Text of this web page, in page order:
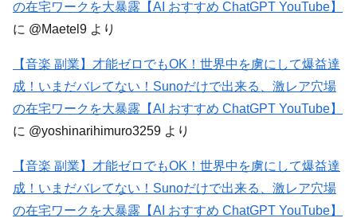
の在宅ワークを大暴露【AI おすすめ ChatGPT YouTube】
に @Maetel9 より
【音楽 副業】才能ゼロでもOK！世界中を虜にして爆益達
成！いまだバレてない！Sunoだけで出来る、激レア穴場
の在宅ワークを大暴露【AI おすすめ ChatGPT YouTube】
に @yoshinarihimuro3259 より
【音楽 副業】才能ゼロでもOK！世界中を虜にして爆益達
成！いまだバレてない！Sunoだけで出来る、激レア穴場
の在宅ワークを大暴露【AI おすすめ ChatGPT YouTube】